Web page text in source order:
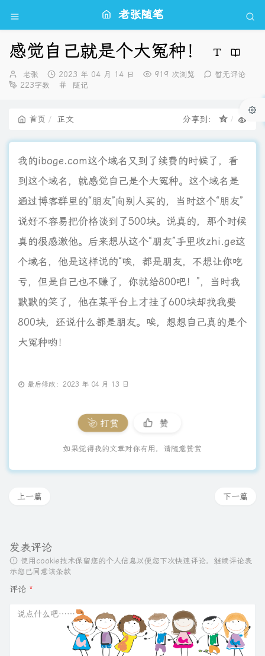
老张随笔
感觉自己就是个大冤种！
博
主：
老张
发
布
2023 年 04 月 14 日 919 次浏览
暂无评论
223字数
分
随记
首页 正文 分享到：
我的iboge.com这个域名又到了续费的时候了，看
到这个域名，就感觉自己是个大冤种。这个域名是
通过博客群里的“朋友”向别人买的，当时这个“朋友”
说好不容易把价格谈到了500块。说真的，那个时候
真的很感激他。后来想从这个“朋友”手里收zhi.ge这
个域名，他是这样说的“唉，都是朋友，不想让你吃
亏，但是自己也不赚了，你就给800吧！”，当时我
默默的笑了，他在某平台上才挂了600块却找我要
800块，还说什么都是朋友。唉，想想自己真的是个
大冤种哟！
最后修改：2023 年 04 月 13 日
打赏 赞
如果觉得我的文章对你有用，请随意赞赏
下一篇
上一篇
发表评论
使用cookie技术保留您的个人信息以便您下次快速评论，继续评论表
示您已同意该条款
评论 *